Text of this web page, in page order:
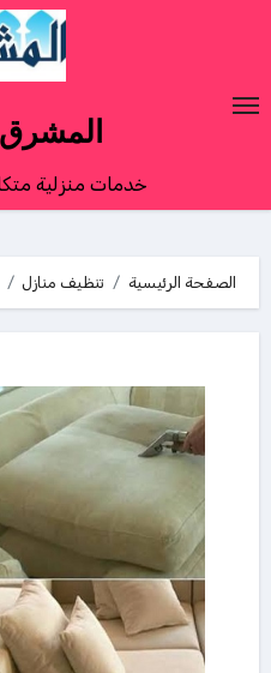
خدمات منزلية
الصفحة الرئيسية تنظيف منازل